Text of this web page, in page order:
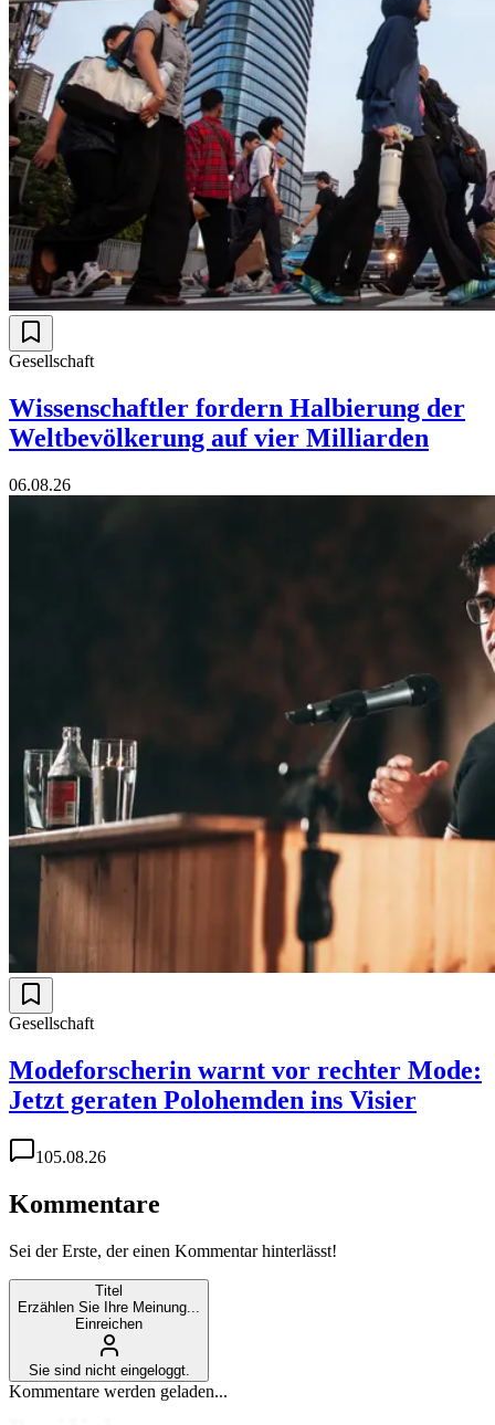
Gesellschaft
Wissenschaftler fordern Halbierung der
Weltbevölkerung auf vier Milliarden
06.08.26
Gesellschaft
Modeforscherin warnt vor rechter Mode:
Jetzt geraten Polohemden ins Visier
105.08.26
Kommentare
Sei der Erste, der einen Kommentar hinterlässt!
Titel
Erzählen Sie Ihre Meinung...
Einreichen
Sie sind nicht eingeloggt.
Kommentare werden geladen...